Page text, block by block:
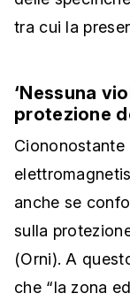
tra cui la
‘Nessuna
protezione
Ciononostante
anche se
sulla
(Orni). A
che “la zona